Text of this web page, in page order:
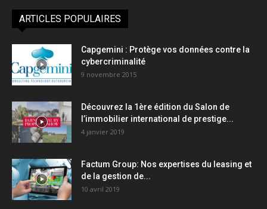
ARTICLES POPULAIRES
Capgemini : Protège vos données contre la
cybercriminalité
9 novembre 2015
Découvrez la 1ère édition du Salon de
l’immobilier international de prestige...
4 janvier 2019
Factum Group: Nos expertises du leasing et
de la gestion de...
10 avril 2019